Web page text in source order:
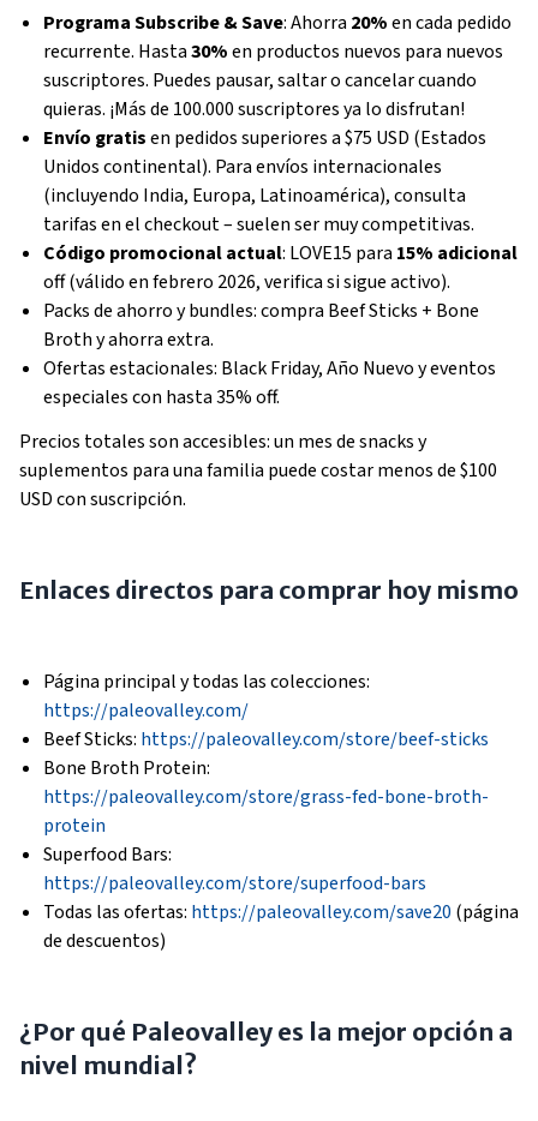
Programa Subscribe & Save: Ahorra 20%en cada pedido
recurrente. Hasta30%en productos nuevos para nuevos
suscriptores. Puedes pausar, saltar o cancelar cuando
quieras. ¡Más de 100.000 suscriptores ya lo disfrutan!
Envío gratisen pedidos superiores a $75 USD (Estados
Unidos continental). Para envíos internacionales
(incluyendo India, Europa, Latinoamérica), consulta
tarifas en el checkout – suelen ser muy competitivas.
Código promocional actual: LOVE15 para 15% adicional
off (válido en febrero 2026, verifica si sigue activo).
Packs de ahorro y bundles: compra Beef Sticks + Bone
Broth y ahorra extra.
Ofertas estacionales: Black Friday, Año Nuevo y eventos
especiales con hasta 35% off.
Precios totales son accesibles: un mes de snacks y
suplementos para una familia puede costar menos de $100
USD con suscripción.
Enlaces directos para comprar hoy mismo
Página principal y todas las colecciones:
https://paleovalley.com/
Beef Sticks: https://paleovalley.com/store/beef-sticks
Bone Broth Protein:
https://paleovalley.com/store/grass-fed-bone-broth-
protein
Superfood Bars:
https://paleovalley.com/store/superfood-bars
Todas las ofertas: https://paleovalley.com/save20 (página
de descuentos)
¿Por qué Paleovalley es la mejor opción a
nivel mundial?